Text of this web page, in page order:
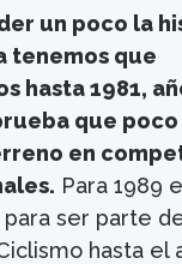
un poco la
tenemos que
hasta 1981,
que
en
Para 1989
ser parte
hasta el